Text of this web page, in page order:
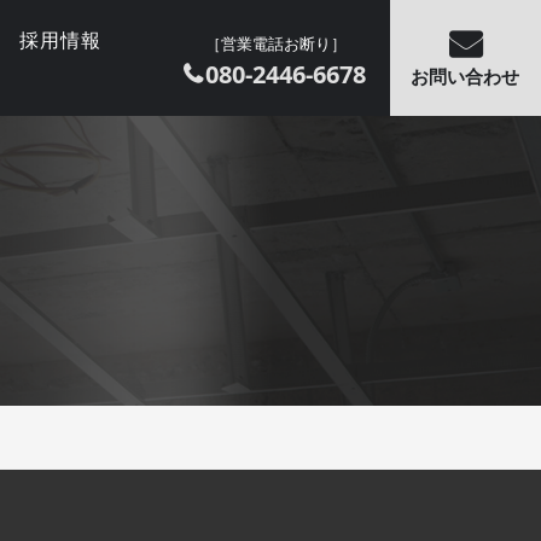
採用情報 ［営業電話お断り］
080-2446-6678 お問い合わせ